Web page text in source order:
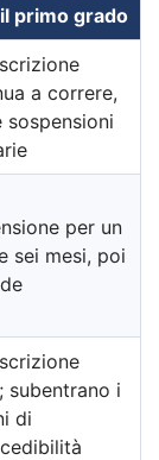
primo grado
a correre,
sospensioni
per un
sei mesi, poi
subentrano i
di